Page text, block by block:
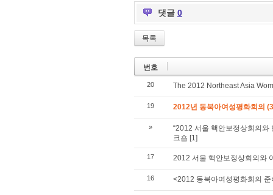
댓글 0
목록
번호
20 The 2012 Northeast Asia
19 2012년 동북아여성평화회의
»
“2012 서울 핵안보정상회의와
크숍 [1]
17 2012 서울 핵안보정상회의와
16 <2012 동북아여성평화회의